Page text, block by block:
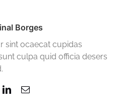
Borges
sint ocaecat cupidas
culpa quid officia desers